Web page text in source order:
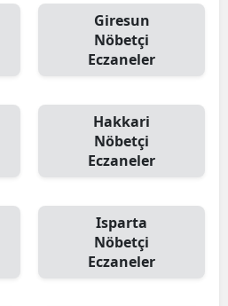
Giresun
Nöbetçi
Eczaneler
Hakkari
Nöbetçi
Eczaneler
Isparta
Nöbetçi
Eczaneler